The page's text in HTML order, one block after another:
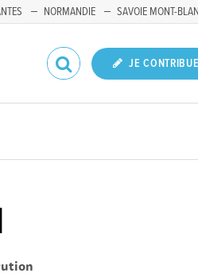
NORMANDIE SAVOIE MONT-
JE CONTRIBUE